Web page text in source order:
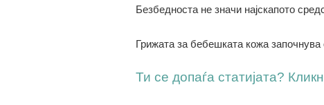
Безбедноста не значи најскапото
Грижата за бебешката кожа
Ти се допаѓа статијата?